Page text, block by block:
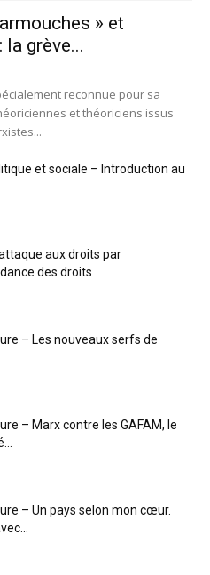
» et
grève...
reconnue pour sa
et théoriciens issus
et sociale – Introduction au
aux droits par
des droits
– Les nouveaux serfs de
– Marx contre les GAFAM, le
– Un pays selon mon cœur.